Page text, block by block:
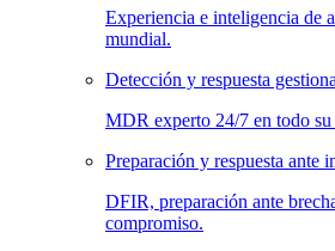
Experiencia e inteligencia de
mundial.
Detección y respuesta
MDR experto 24/7 en todo su
Preparación y respuesta ante
DFIR, preparación ante
compromiso.